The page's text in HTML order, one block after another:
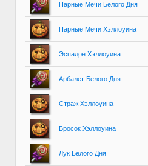
Парные Мечи Белого Дня
Парные Мечи Хэллоуина
Эспадон Хэллоуина
Арбалет Белого Дня
Страж Хэллоуина
Бросок Хэллоуина
Лук Белого Дня